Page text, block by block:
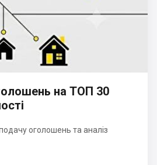
на ТОП 30
оголошень та аналіз